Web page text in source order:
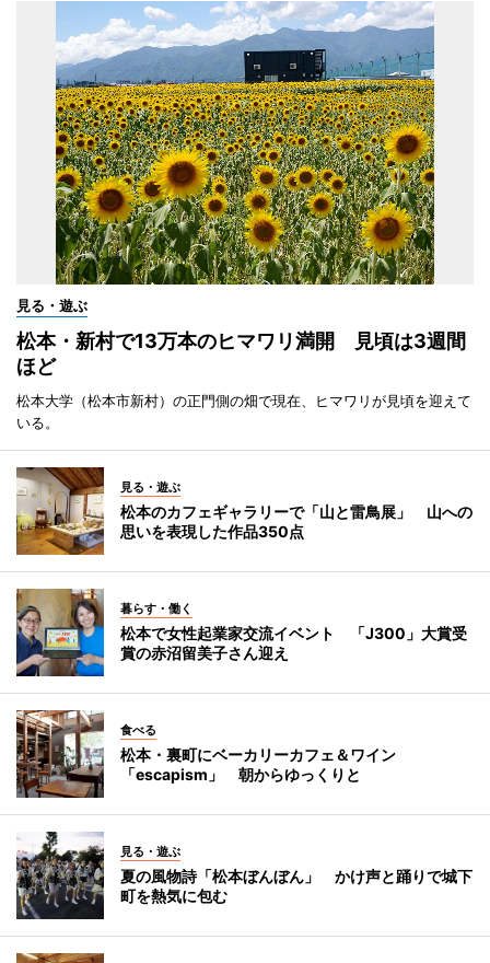
見る・遊ぶ
松本・新村で13万本のヒマワリ満開 見頃は3週間
ほど
松本大学（松本市新村）の正門側の畑で現在、ヒマワリが見頃を迎えて
いる。
見る・遊ぶ
松本のカフェギャラリーで「山と雷鳥展」 山への
思いを表現した作品350点
暮らす・働く
松本で女性起業家交流イベント 「J300」大賞受
賞の赤沼留美子さん迎え
食べる
松本・裏町にベーカリーカフェ＆ワイン
「escapism」 朝からゆっくりと
見る・遊ぶ
夏の風物詩「松本ぼんぼん」 かけ声と踊りで城下
町を熱気に包む